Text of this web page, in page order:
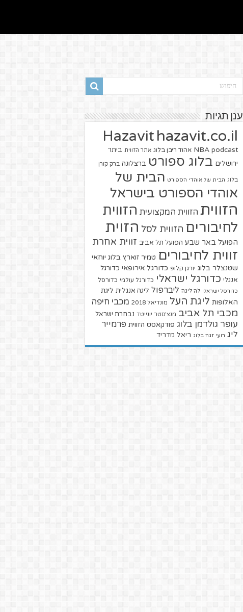
ענן תגיות
Hazavit hazavit.co.il
NBA podcast אהוד ריבן בלוג אתר הזווית ביתר
ירושלים בלוג ספורט ברצלונה ברק קורן
בלוג הבית של אוהדי הספורט הבית של
אוהדי הספורט בישראל
הזווית הזווית המקצועית הזווית
לחיבורים הזווית לסל הזוית
הפועל באר שבע הפועל תל אביב זווית אחרת
זווית לחיבורים טמיר זוארץ בלוג יוחאי
שטנצלר בלוג יורגן קלופ כדורגל אירופאי כדורגל
אנגלי כדורגל ישראלי כדורגל עולמי כדורסל
כדורסל ישראלי לה ליגה ליברפול ליגה אנגלית ליגת
האלופות ליגת העל מונדיאל 2018 מכבי חיפה
מכבי תל אביב מנצ'סטר יונייטד נבחרת ישראל
עופר גולדמן בלוג פודקאסט הזווית פרמייר
ליג רועי זגה בלוג ריאל מדריד